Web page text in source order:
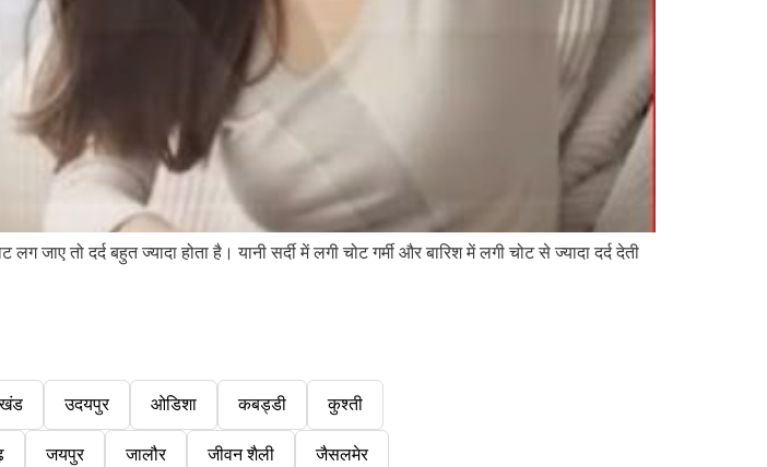
तो दर्द बहुत ज्यादा होता है। यानी सर्दी में लगी चोट गर्मी और बारिश में लगी चोट से ज्यादा दर्द देती
उदयपुर ओडिशा कबड्डी कुश्ती
जयपुर जालौर जीवन शैली जैसलमेर